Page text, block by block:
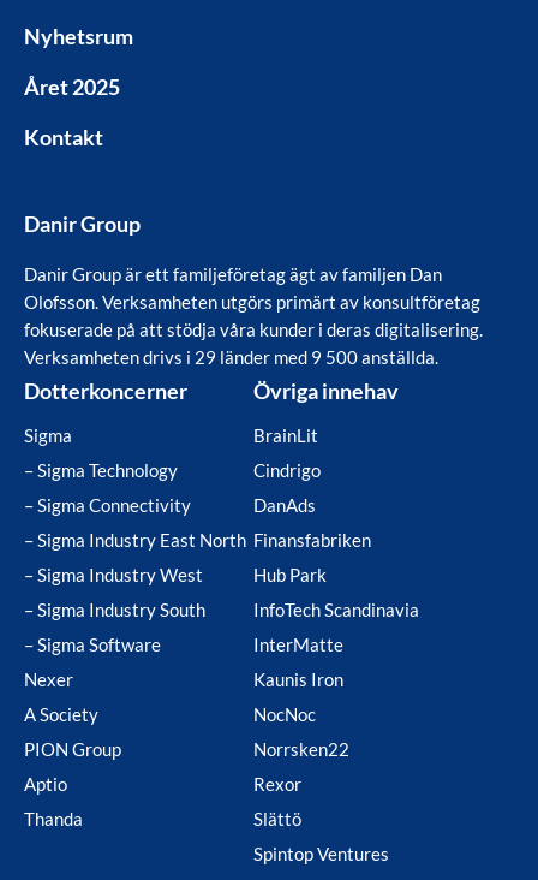
Nyhetsrum
Året 2025
Kontakt
Danir Group
Danir Group är ett familjeföretag ägt av familjen Dan
Olofsson. Verksamheten utgörs primärt av konsultföretag
fokuserade på att stödja våra kunder i deras digitalisering.
Verksamheten drivs i 29 länder med 9 500 anställda.
Dotterkoncerner
Sigma
– Sigma Technology
– Sigma Connectivity
– Sigma Industry East North
– Sigma Industry West
– Sigma Industry South
– Sigma Software
Nexer
A Society
PION Group
Aptio
Thanda
Övriga innehav
BrainLit
Cindrigo
DanAds
Finansfabriken
Hub Park
InfoTech Scandinavia
InterMatte
Kaunis Iron
NocNoc
Norrsken22
Rexor
Slättö
Spintop Ventures